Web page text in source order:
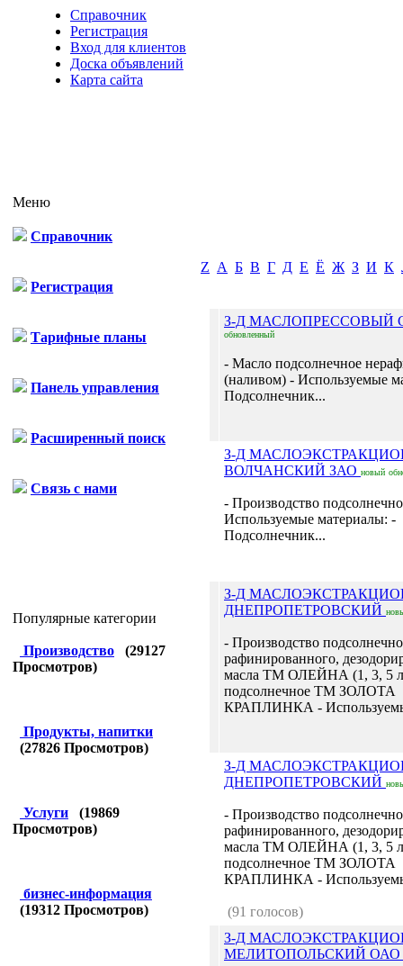
Справочник
Регистрация
Вход для клиентов
Доска объявлений
Карта сайта
Меню
Справочник
Регистрация
Тарифные планы
Панель управления
Расширенный поиск
Связь с нами
Популярные категории
Производство (29127
Просмотров)
Продукты, напитки
(27826 Просмотров)
Услуги (19869
Просмотров)
бизнес-информация
(19312 Просмотров)
Z А Б В Г Д Е Ё Ж З И К
З-Д МАСЛОПРЕССОВЫЙ
обновленный
- Масло подсолнечное
(наливом) - Используемые
Подсолнечник...
З-Д
ВОЛЧАНСКИЙ ЗАО новый
- Производство
Используемые материалы: -
Подсолнечник...
З-Д
ДНЕПРОПЕТРОВСКИЙ
- Производство
рафинированного,
масла ТМ ОЛЕЙНА (1, 3, 5
подсолнечное ТМ ЗОЛОТА
КРАПЛИНКА -
З-Д
ДНЕПРОПЕТРОВСКИЙ
- Производство
рафинированного,
масла ТМ ОЛЕЙНА (1, 3, 5
подсолнечное ТМ ЗОЛОТА
КРАПЛИНКА -
(91 голосов)
З-Д
МЕЛИТОПОЛЬСКИЙ ОАО